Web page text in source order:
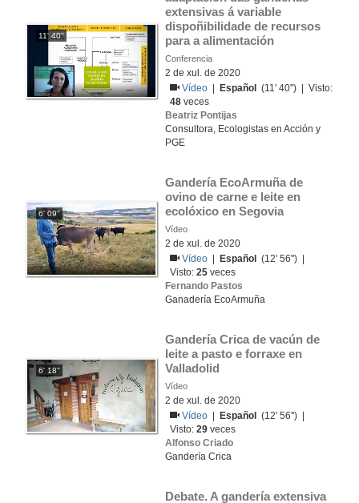
11' 40''
extensivas á variable
dispoñibilidade de recursos
para a alimentación
Conferencia
2 de xul. de 2020
Vídeo
Español
(11' 40'') | Visto:
48 veces
Beatriz Pontijas
Consultora, Ecologistas en Acción y
PGE
6' 09''
Gandería EcoArmuña de
ovino de carne e leite en
ecolóxico en Segovia
Vídeo
2 de xul. de 2020
Vídeo
Español
(12' 56'') |
Visto:25 veces
Fernando Pastos
Ganadería EcoArmuña
6' 18''
Gandería Crica de vacún de
leite a pasto e forraxe en
Valladolid
Vídeo
2 de xul. de 2020
Vídeo
Español
(12' 56'') |
Visto:29 veces
Alfonso Criado
Gandería Crica
Debate. A gandería extensiva